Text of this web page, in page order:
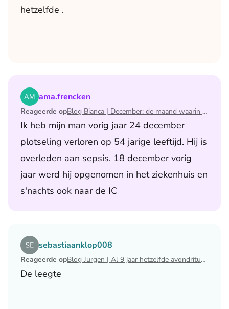
hetzelfde .
ama.frencken
Reageerde op Blog Bianca | December: de maand waarin ik mijn man verloor
Ik heb mijn man vorig jaar 24 december
plotseling verloren op 54 jarige leeftijd. Hij is
overleden aan sepsis. 18 december vorig
jaar werd hij opgenomen in het ziekenhuis en
s'nachts ook naar de IC
Lees het artikel Blog Bianca | December: de maand
sebastiaanklop008
Reageerde op Blog Jurgen | Al 9 jaar hetzelfde avondritueel
De leegte
Lees het artikel Blog Jurgen | Al 9 jaar hetzelfde